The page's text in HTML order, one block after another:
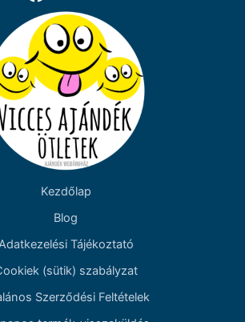
Kezdőlap
Blog
Tájékoztató
(sütik) szabályzat
Szerződési Feltételek